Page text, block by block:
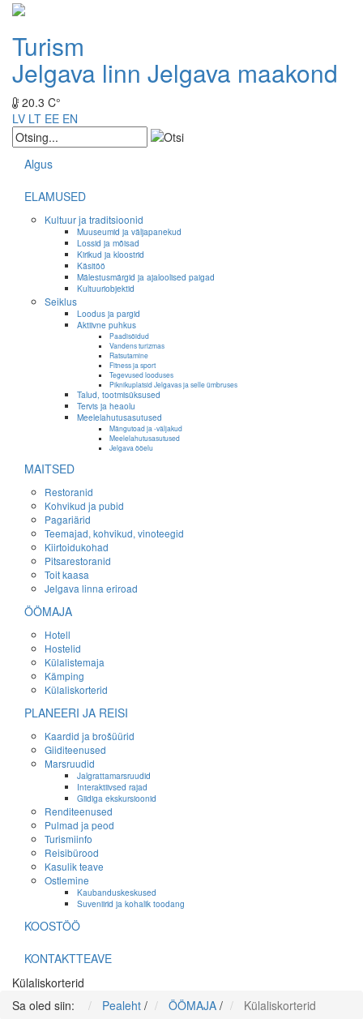
Turism
Jelgava linn Jelgava maakond
20.3 C°
LV LT EE EN
Algus
ELAMUSED
Kultuur ja traditsioonid
Muuseumid ja väljapanekud
Lossid ja mõisad
Kirikud ja kloostrid
Käsitöö
Mälestusmärgid ja ajaloolised paigad
Kultuuriobjektid
Seiklus
Loodus ja pargid
Aktiivne puhkus
Paadisõidud
Vandens turizmas
Ratsutamine
Fitness ja sport
Tegevused looduses
Piknikuplatsid Jelgavas ja selle ümbruses
Talud, tootmisüksused
Tervis ja heaolu
Meelelahutusasutused
Mängutoad ja -väljakud
Meelelahutusasutused
Jelgava ööelu
MAITSED
Restoranid
Kohvikud ja pubid
Pagariärid
Teemajad, kohvikud, vinoteegid
Kiirtoidukohad
Pitsarestoranid
Toit kaasa
Jelgava linna eriroad
ÖÖMAJA
Hotell
Hostelid
Külalistemaja
Kämping
Külaliskorterid
PLANEERI JA REISI
Kaardid ja brošüürid
Giiditeenused
Marsruudid
Jalgrattamarsruudid
Interaktiivsed rajad
Giidiga ekskursioonid
Renditeenused
Pulmad ja peod
Turismiinfo
Reisibürood
Kasulik teave
Ostlemine
Kaubanduskeskused
Suveniirid ja kohalik toodang
KOOSTÖÖ
KONTAKTTEAVE
Külaliskorterid
Sa oled siin:
Pealeht / ÖÖMAJA / Külaliskorterid